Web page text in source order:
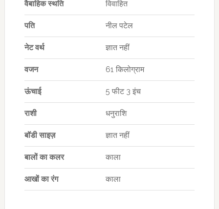
वैबाहिक स्थति विवाहित
पति नील पटेल
नेट वर्थ ज्ञात नहीं
वजन 61 किलोग्राम
ऊंचाई 5 फीट 3 इंच
राशी धनुराशि
बॉडी साइज़ ज्ञात नहीं
बालों का कलर काला
आखों का रंग काला